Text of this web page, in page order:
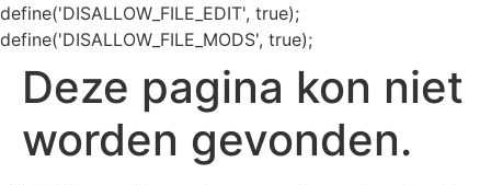
define('DISALLOW_FILE_EDIT', true);
define('DISALLOW_FILE_MODS', true);
Deze pagina kon niet
worden gevonden.